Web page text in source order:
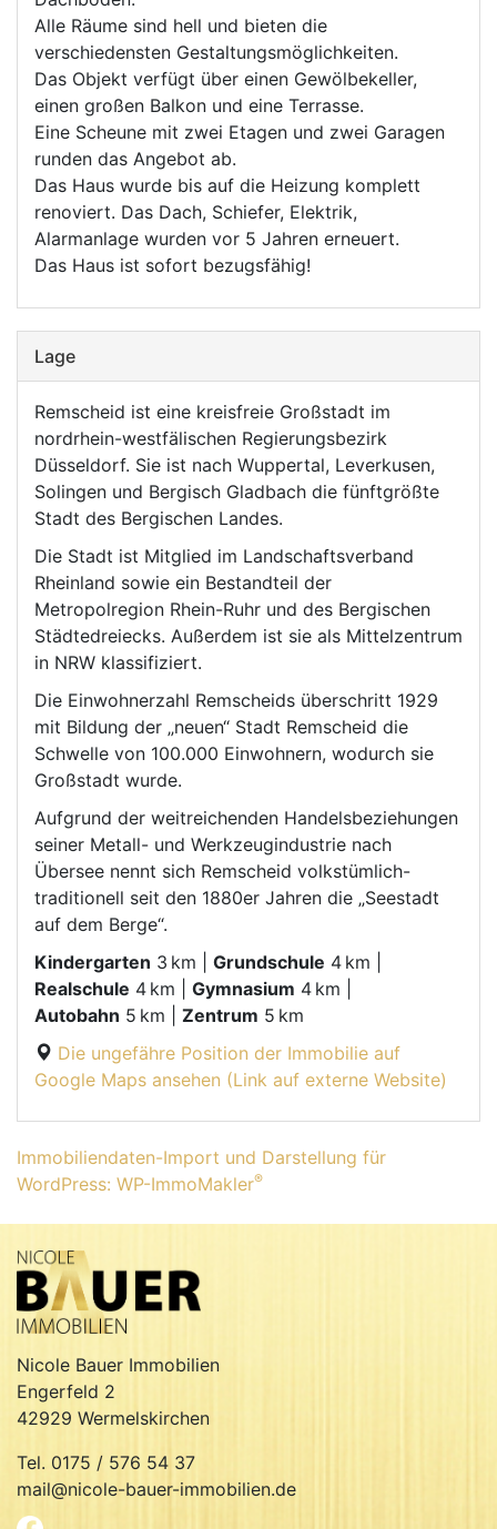
Alle Räume sind hell und bieten die
verschiedensten Gestaltungsmöglichkeiten.
Das Objekt verfügt über einen Gewölbekeller,
einen großen Balkon und eine Terrasse.
Eine Scheune mit zwei Etagen und zwei Garagen
runden das Angebot ab.
Das Haus wurde bis auf die Heizung komplett
renoviert. Das Dach, Schiefer, Elektrik,
Alarmanlage wurden vor 5 Jahren erneuert.
Das Haus ist sofort bezugsfähig!
Lage
Remscheid ist eine kreisfreie Großstadt im
nordrhein-westfälischen Regierungsbezirk
Düsseldorf. Sie ist nach Wuppertal, Leverkusen,
Solingen und Bergisch Gladbach die fünftgrößte
Stadt des Bergischen Landes.
Die Stadt ist Mitglied im Landschaftsverband
Rheinland sowie ein Bestandteil der
Metropolregion Rhein-Ruhr und des Bergischen
Städtedreiecks. Außerdem ist sie als Mittelzentrum
in NRW klassifiziert.
Die Einwohnerzahl Remscheids überschritt 1929
mit Bildung der „neuen“ Stadt Remscheid die
Schwelle von 100.000 Einwohnern, wodurch sie
Großstadt wurde.
Aufgrund der weitreichenden Handelsbeziehungen
seiner Metall- und Werkzeugindustrie nach
Übersee nennt sich Remscheid volkstümlich-
traditionell seit den 1880er Jahren die „Seestadt
auf dem Berge“.
Kindergarten 3 km | Grundschule 4 km |
Realschule 4 km | Gymnasium 4 km |
Autobahn 5 km | Zentrum 5 km
Die ungefähre Position der Immobilie auf
Google Maps ansehen (Link auf externe Website)
Immobiliendaten-Import und Darstellung für
WordPress: WP-ImmoMakler®
Nicole Bauer Immobilien
Engerfeld 2
42929 Wermelskirchen
Tel. 0175 / 576 54 37
mail@nicole-bauer-immobilien.de